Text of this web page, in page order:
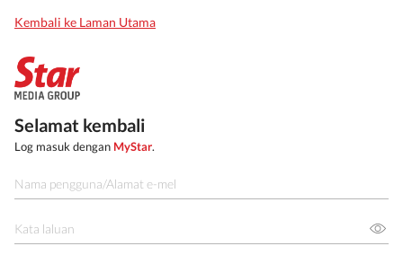
Kembali ke Laman Utama
Selamat kembali
Log masuk dengan MyStar.